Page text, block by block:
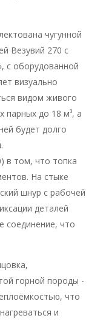
чугунной
Везувий 270 с
с оборудованной
визуально
видом живого
парных до 18 м³, а
будет долго
в том, что топка
На стыке
шнур с рабочей
деталей
соединение, что
горной породы -
что
и